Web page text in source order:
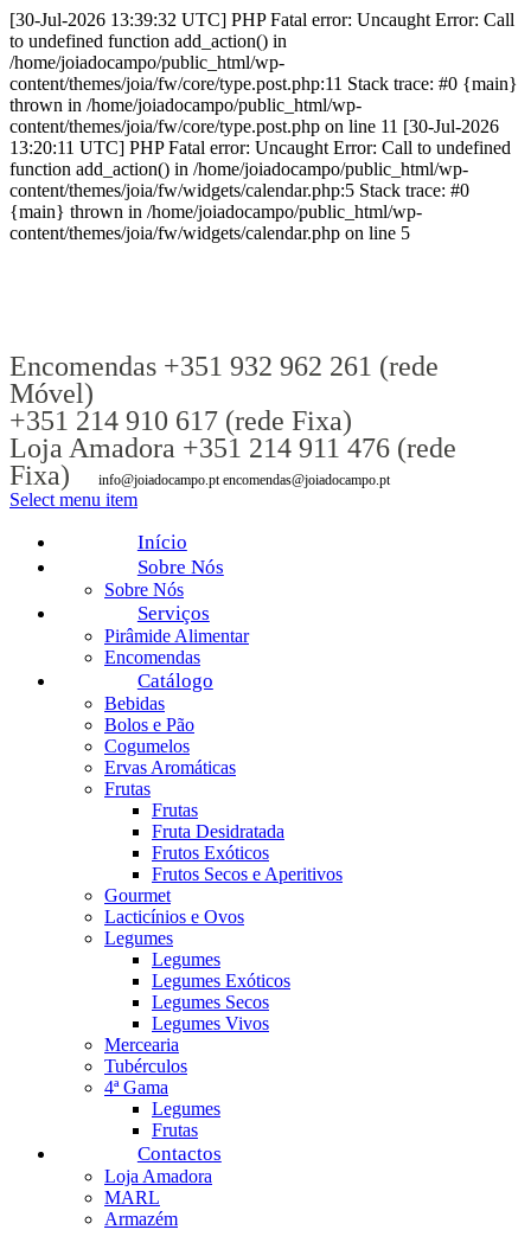
[30-Jul-2026 13:39:32 UTC] PHP Fatal error: Uncaught Error: Call
to undefined function add_action() in
/home/joiadocampo/public_html/wp-
content/themes/joia/fw/core/type.post.php:11 Stack trace: #0 {main}
thrown in /home/joiadocampo/public_html/wp-
content/themes/joia/fw/core/type.post.php on line 11 [30-Jul-2026
13:20:11 UTC] PHP Fatal error: Uncaught Error: Call to undefined
function add_action() in /home/joiadocampo/public_html/wp-
content/themes/joia/fw/widgets/calendar.php:5 Stack trace: #0
{main} thrown in /home/joiadocampo/public_html/wp-
content/themes/joia/fw/widgets/calendar.php on line 5
Encomendas +351 932 962 261 (rede
Móvel)
+351 214 910 617 (rede Fixa)
Loja Amadora +351 214 911 476 (rede
Fixa)
info@joiadocampo.pt encomendas@joiadocampo.pt
Select menu item
Início
Sobre Nós
Sobre Nós
Serviços
Pirâmide Alimentar
Encomendas
Catálogo
Bebidas
Bolos e Pão
Cogumelos
Ervas Aromáticas
Frutas
Frutas
Fruta Desidratada
Frutos Exóticos
Frutos Secos e Aperitivos
Gourmet
Lacticínios e Ovos
Legumes
Legumes
Legumes Exóticos
Legumes Secos
Legumes Vivos
Mercearia
Tubérculos
4ª Gama
Legumes
Frutas
Contactos
Loja Amadora
MARL
Armazém